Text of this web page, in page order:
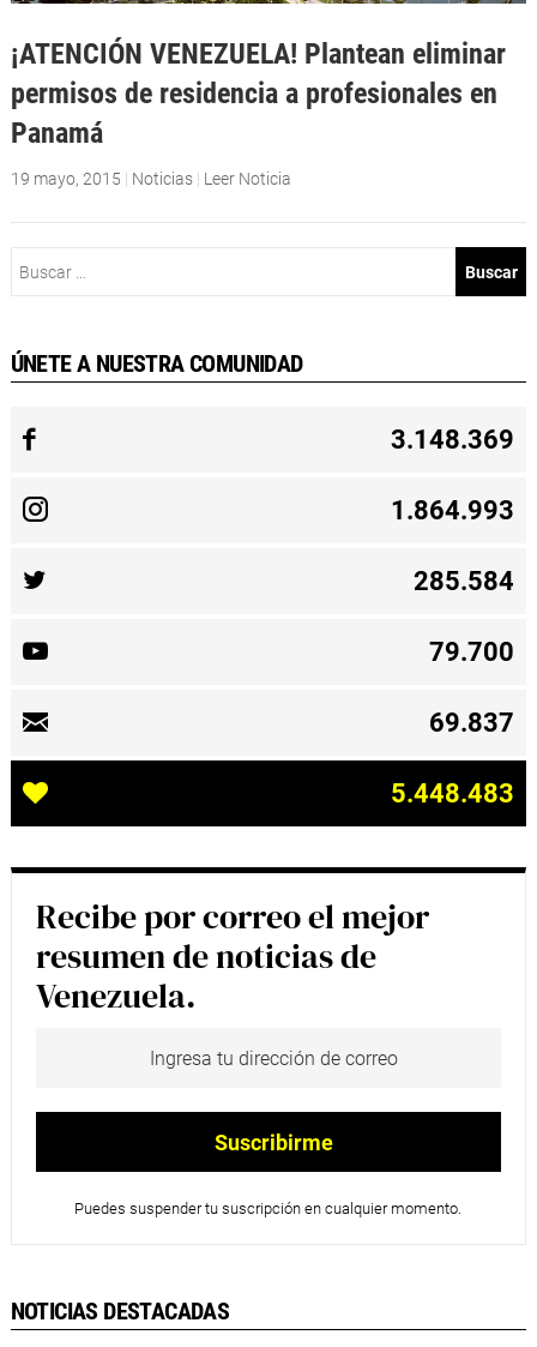
¡ATENCIÓN VENEZUELA! Plantean eliminar
permisos de residencia a profesionales en
Panamá
19 mayo, 2015 | Noticias | Leer Noticia
ÚNETE A NUESTRA COMUNIDAD
3.148.369
1.864.993
285.584
79.700
69.837
5.448.483
Recibe por correo el mejor
resumen de noticias de
Venezuela.
Puedes suspender tu suscripción en cualquier momento.
NOTICIAS DESTACADAS